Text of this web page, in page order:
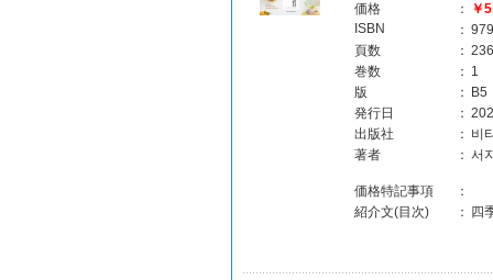
価格
：
￥
ISBN
：
頁数
： 236
巻数
： 1
版
：
B5
発行日
：
出版社
： 비
著者
： 서
価格特記事項
：
紹介文(目次)
： 四